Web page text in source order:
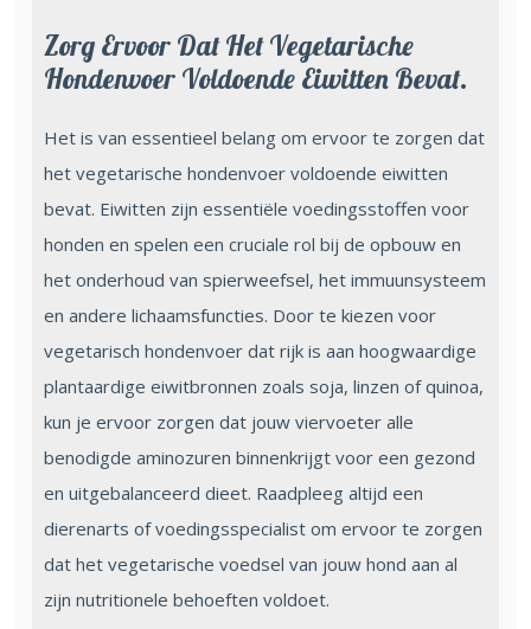
Zorg Ervoor Dat Het Vegetarische
Hondenvoer Voldoende Eiwitten Bevat.
Het is van essentieel belang om ervoor te zorgen dat
het vegetarische hondenvoer voldoende eiwitten
bevat. Eiwitten zijn essentiële voedingsstoffen voor
honden en spelen een cruciale rol bij de opbouw en
het onderhoud van spierweefsel, het immuunsysteem
en andere lichaamsfuncties. Door te kiezen voor
vegetarisch hondenvoer dat rijk is aan hoogwaardige
plantaardige eiwitbronnen zoals soja, linzen of quinoa,
kun je ervoor zorgen dat jouw viervoeter alle
benodigde aminozuren binnenkrijgt voor een gezond
en uitgebalanceerd dieet. Raadpleeg altijd een
dierenarts of voedingsspecialist om ervoor te zorgen
dat het vegetarische voedsel van jouw hond aan al
zijn nutritionele behoeften voldoet.